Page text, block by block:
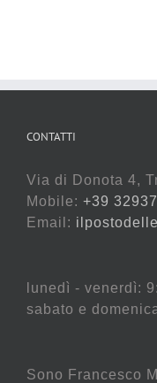
CONTATTI
Via di Donota 4,
Mobile: +39
Email:
lunedì - venerdì:
sabato e
Sono Francesco